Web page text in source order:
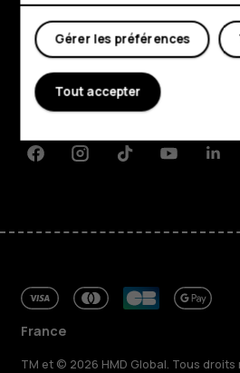
Boutique
À propos
Planet and people
FacebookInstagramTiktokYoutube
France
TM et © 2026 HMD Global. Tous
Gérer les préférences
Tout accepter